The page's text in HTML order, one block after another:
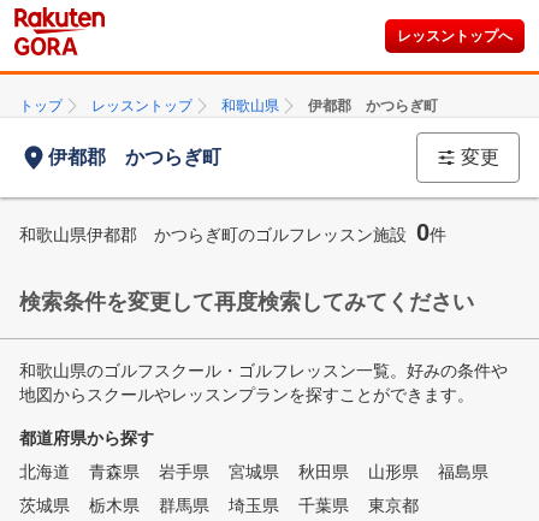
レッスントップへ
トップ レッスントップ 和歌山県 伊都郡 かつらぎ町
伊都郡 かつらぎ町 変更
和歌山県伊都郡 かつらぎ町のゴルフレッスン施設 0件
検索条件を変更して再度検索してみてください
和歌山県のゴルフスクール・ゴルフレッスン一覧。好みの条件や
地図からスクールやレッスンプランを探すことができます。
都道府県から探す
北海道
青森県 岩手県 宮城県 秋田県 山形県
福島県
茨城県
栃木県 群馬県 埼玉県 千葉県
東京都